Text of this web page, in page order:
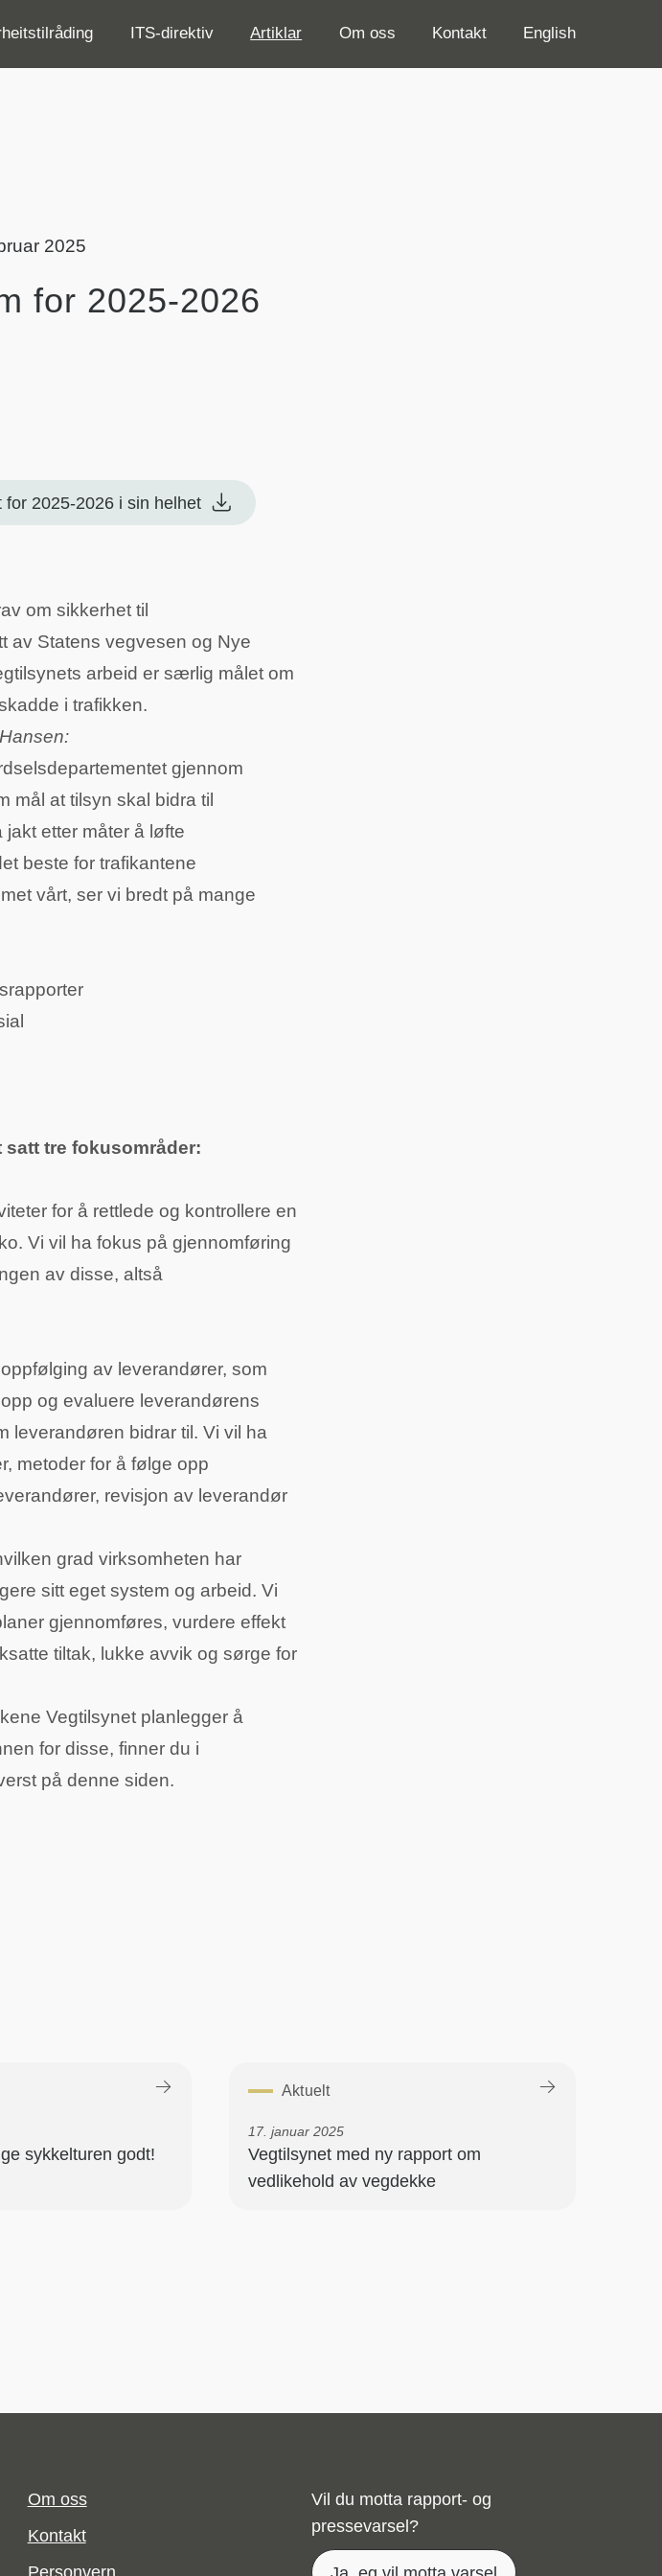
ITS-direktiv Artiklar Om oss Kontakt English
2025
for 2025-2026
2025-2026 i sin helhet
om sikkerhet til
av Statens vegvesen og Nye
arbeid er særlig målet om
i trafikken.
gjennom
mål at tilsyn skal bidra til
etter måter å løfte
beste for trafikantene
vårt, ser vi bredt på mange
satt tre fokusområder:
for å rettlede og kontrollere en
Vi vil ha fokus på gjennomføring
av disse, altså
av leverandører, som
og evaluere leverandørens
leverandøren bidrar til. Vi vil ha
metoder for å følge opp
revisjon av leverandør
grad virksomheten har
sitt eget system og arbeid. Vi
gjennomføres, vurdere effekt
tiltak, lukke avvik og sørge for
Vegtilsynet planlegger å
for disse, finner du i
på denne siden.
sykkelturen godt!
Aktuelt
17. januar 2025
Vegtilsynet med ny rapport om
vedlikehold av vegdekke
Om oss
Kontakt
Personvern
Vil du motta rapport- og
pressevarsel?